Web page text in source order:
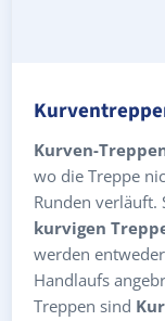
Kurven-
wo die Treppe
Runden verläuft.
kurvigen
werden
Handlaufs
Treppen sind